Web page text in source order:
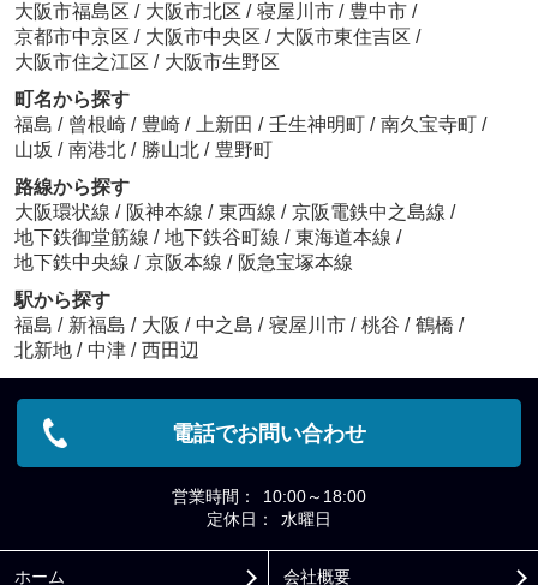
大阪市福島区 / 大阪市北区 / 寝屋川市 / 豊中市 /
京都市中京区 / 大阪市中央区 / 大阪市東住吉区 /
大阪市住之江区 / 大阪市生野区
町名から探す
福島 / 曾根崎 / 豊崎 / 上新田 / 壬生神明町 / 南久宝寺町 /
山坂 / 南港北 / 勝山北 / 豊野町
路線から探す
大阪環状線 / 阪神本線 / 東西線 / 京阪電鉄中之島線 /
地下鉄御堂筋線 / 地下鉄谷町線 / 東海道本線 /
地下鉄中央線 / 京阪本線 / 阪急宝塚本線
駅から探す
福島 / 新福島 / 大阪 / 中之島 / 寝屋川市 / 桃谷 / 鶴橋 /
北新地 / 中津 / 西田辺
電話でお問い合わせ
営業時間：
10:00～18:00
定休日：
水曜日
ホーム 会社概要